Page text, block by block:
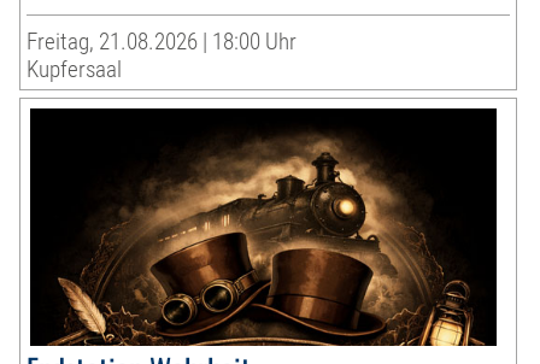
Freitag, 21.08.2026 | 18:00 Uhr
Kupfersaal